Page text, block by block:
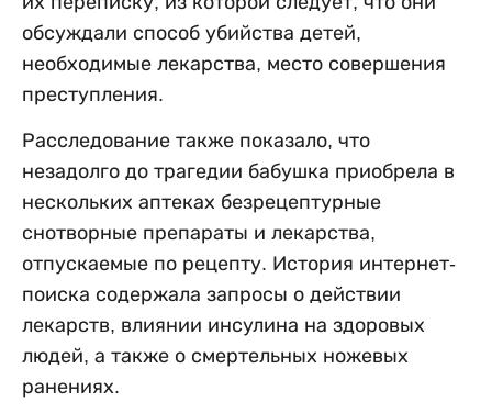
обсуждали способ убийства детей,
необходимые лекарства, место совершения
преступления.
Расследование также показало, что
незадолго до трагедии бабушка приобрела в
нескольких аптеках безрецептурные
снотворные препараты и лекарства,
отпускаемые по рецепту. История интернет-
поиска содержала запросы о действии
лекарств, влиянии инсулина на здоровых
людей, а также о смертельных ножевых
ранениях.